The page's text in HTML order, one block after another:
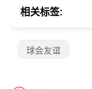
相关标签:
球会友谊